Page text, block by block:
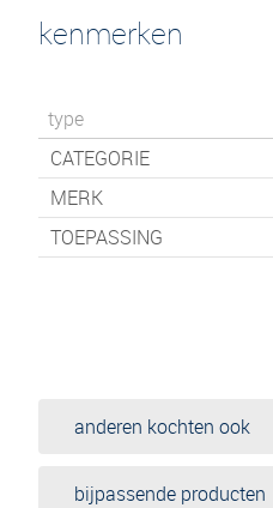
kenmerken
type
CATEGORIE
MERK
TOEPASSING
anderen kochten ook
bijpassende producten